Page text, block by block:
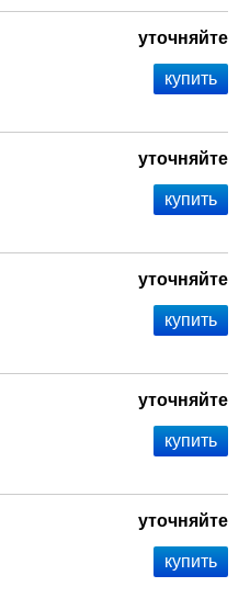
уточняйте
уточняйте
уточняйте
уточняйте
уточняйте